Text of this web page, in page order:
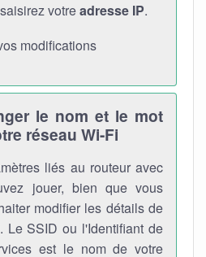
votreadresse IP.
modifications
le nom et le mot
réseau Wi-Fi
liés au routeur avec
jouer, bien que vous
modifier les détails de
. Le SSID ou l'Identifiant de
est le nom de votre